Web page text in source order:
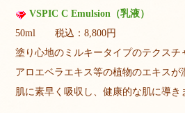
VSPIC C Emulsion（乳液）
50ml 税込：8,800円
塗り心地のミルキータイプのテクスチ
アロエベラエキス等の植物のエキスが
肌に素早く吸収し、健康的な肌に導き